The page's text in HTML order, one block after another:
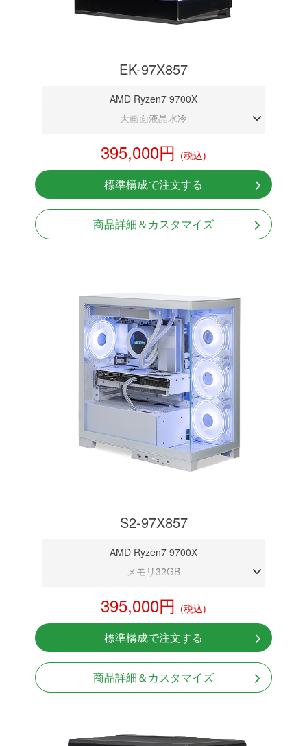
EK-97X857
AMD Ryzen7 9700X
大画面液晶水冷
RTX 5070 12GB
NVMeSSD 1TB
無線LAN Bluetooth対応
Windows11 Home 64bit
395,000円 (税込)
標準構成で注文する
商品詳細＆カスタマイズ
S2-97X857
AMD Ryzen7 9700X
メモリ32GB
NVMeSSD 1TB
無線LAN Bluetooth対応
Windows11 Home 64bit
395,000円 (税込)
標準構成で注文する
商品詳細＆カスタマイズ